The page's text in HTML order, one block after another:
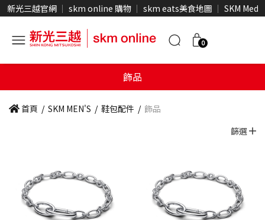
新光三越官網 skm online 購物 skm eats美食地圖 SKM Media
0
飾品
首頁 / SKM MEN'S / 鞋包配件 / 飾品
篩選